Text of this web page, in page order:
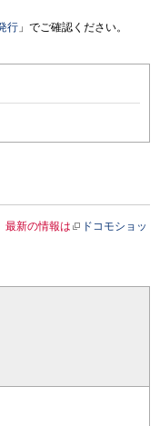
行 」でご確認ください。
最新の情報は
ドコモショッ